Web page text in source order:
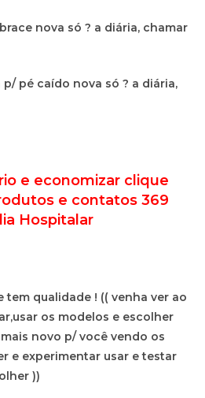
nova só ? a diária, chamar
pé caído nova só ? a diária,
e economizar clique
e contatos 369
Hospitalar
tem qualidade ! (( venha ver ao
os modelos e escolher
novo p/ você vendo os
e experimentar usar e testar
))